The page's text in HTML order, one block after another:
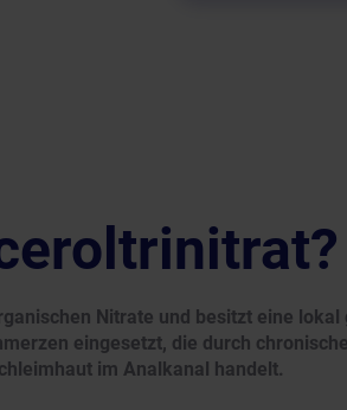
Nitrate und besitzt eine
eingesetzt, die durch
im Analkanal handelt.